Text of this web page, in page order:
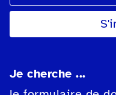
Je cherche ...